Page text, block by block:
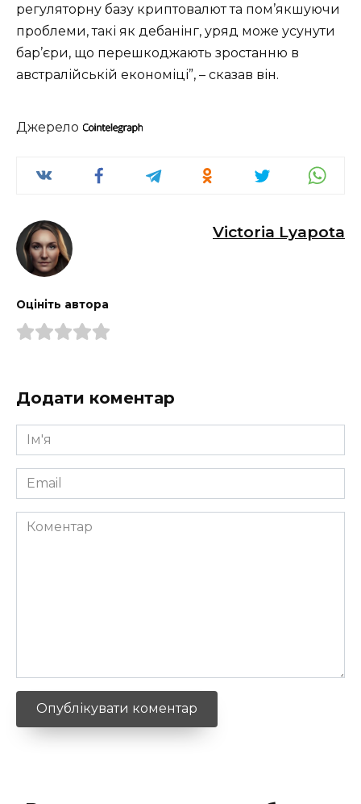
регуляторну базу криптовалют та пом’якшуючи
проблеми, такі як дебанінг, уряд може усунути
бар’єри, що перешкоджають зростанню в
австралійській економіці”, – сказав він.
Джерело
Victoria Lyapota
Оцініть автора
Додати коментар
Ім'я
*
Email
*
Коментар